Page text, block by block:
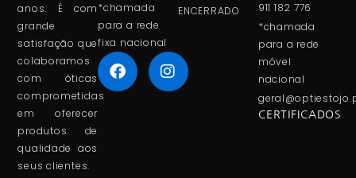
anos. É com
grande
satisfação que
colaboramos
com óticas
comprometidas
em oferecer
produtos de
qualidade aos
seus clientes.
*chamada
para a rede
fixa nacional
ENCERRADO
911 182 776
*chamada
para a rede
móvel
nacional
CERTIFICADOS